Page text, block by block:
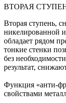
ВТОРАЯ
Вторая ступень,
никелированной
обладает рядом
тонкие стенки
без
результат,
Функция «анти-
свойствами